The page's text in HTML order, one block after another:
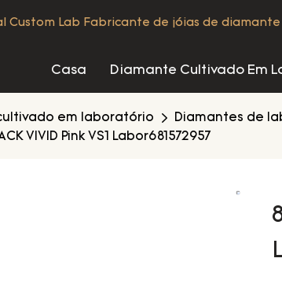
Custom Lab Fabricante de jóias de
Casa Diamante Cultivado Em
em laboratório Diamantes de
VIVID Pink VS1 Labor681572957